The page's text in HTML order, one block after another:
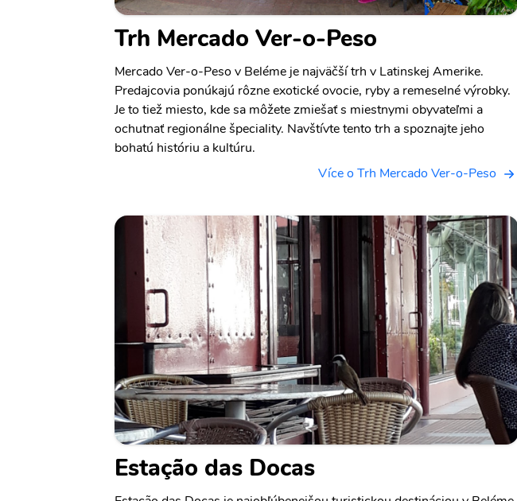
Trh Mercado Ver-o-Peso
Mercado Ver-o-Peso v Beléme je najväčší trh v Latinskej Amerike.
Predajcovia ponúkajú rôzne exotické ovocie, ryby a remeselné výrobky.
Je to tiež miesto, kde sa môžete zmiešať s miestnymi obyvateľmi a
ochutnať regionálne špeciality. Navštívte tento trh a spoznajte jeho
bohatú históriu a kultúru.
Více o Trh Mercado Ver-o-Peso
Estação das Docas